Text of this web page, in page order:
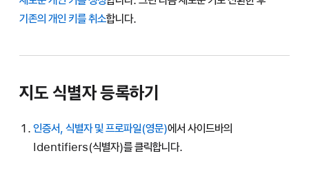
기존의 개인 키를 취소합니다.
지도 식별자 등록하기
인증서, 식별자 및 프로파일
에서 사이드바의
Identifiers(식별자)를 클릭합니다.